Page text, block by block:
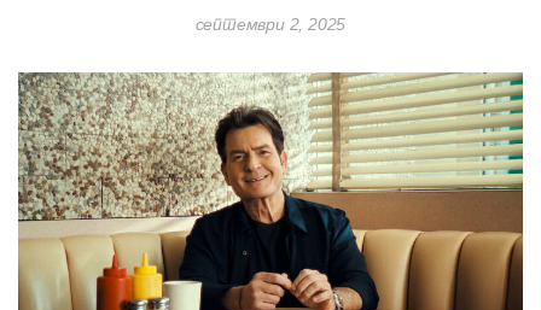
септември 2, 2025